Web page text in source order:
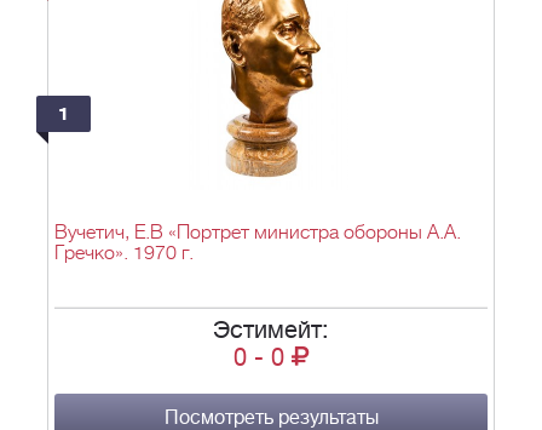
1
Вучетич, Е.В «Портрет министра обороны А.А.
Гречко». 1970 г.
Эстимейт:
0 - 0
Посмотреть результаты